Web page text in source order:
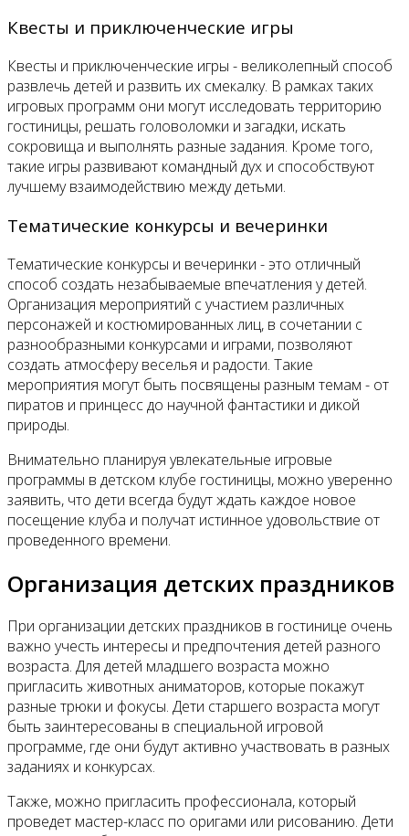
Квесты и приключенческие игры
Квесты и приключенческие игры - великолепный способ
развлечь детей и развить их смекалку. В рамках таких
игровых программ они могут исследовать территорию
гостиницы, решать головоломки и загадки, искать
сокровища и выполнять разные задания. Кроме того,
такие игры развивают командный дух и способствуют
лучшему взаимодействию между детьми.
Тематические конкурсы и вечеринки
Тематические конкурсы и вечеринки - это отличный
способ создать незабываемые впечатления у детей.
Организация мероприятий с участием различных
персонажей и костюмированных лиц, в сочетании с
разнообразными конкурсами и играми, позволяют
создать атмосферу веселья и радости. Такие
мероприятия могут быть посвящены разным темам - от
пиратов и принцесс до научной фантастики и дикой
природы.
Внимательно планируя увлекательные игровые
программы в детском клубе гостиницы, можно уверенно
заявить, что дети всегда будут ждать каждое новое
посещение клуба и получат истинное удовольствие от
проведенного времени.
Организация детских праздников
При организации детских праздников в гостинице очень
важно учесть интересы и предпочтения детей разного
возраста. Для детей младшего возраста можно
пригласить животных аниматоров, которые покажут
разные трюки и фокусы. Дети старшего возраста могут
быть заинтересованы в специальной игровой
программе, где они будут активно участвовать в разных
заданиях и конкурсах.
Также, можно пригласить профессионала, который
проведет мастер-класс по оригами или рисованию. Дети